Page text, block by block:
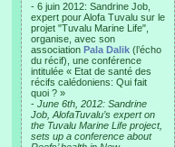
- 6 juin 2012: Sandrine Job,
expert pour Alofa Tuvalu sur le
projet "Tuvalu Marine Life",
organise, avec son
association Pala Dalik (l’écho
du récif), une conférence
intitulée « Etat de santé des
récifs calédoniens: Qui fait
quoi ? »
- June 6th, 2012: Sandrine
Job, AlofaTuvalu’s expert on
the Tuvalu Marine Life project,
sets up a conference about